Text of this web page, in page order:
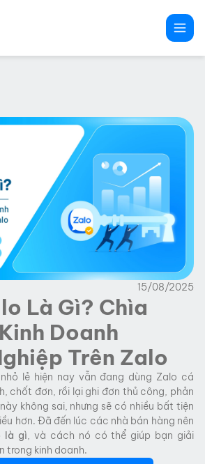
15/08/2025
Là Gì? Chìa
Doanh
Trên Zalo
lẻ hiện nay vẫn đang dùng Zalo cá
chốt đơn, rồi lại ghi đơn thủ công, phản
không sai, nhưng sẽ có nhiều bất tiện
hơn. Đã đến lúc các nhà bán hàng nên
là gì, và cách nó có thể giúp bạn giải
trong kinh doanh.